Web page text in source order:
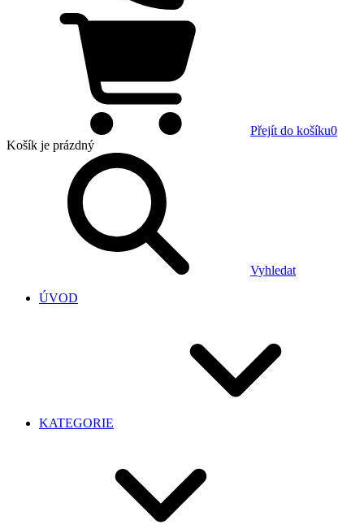
Přejít do košíku0
Košík je prázdný
Vyhledat
ÚVOD
KATEGORIE